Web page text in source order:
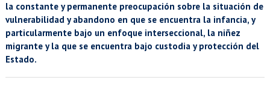
Académicos Estudiantes
Egresados Funcionarios
la constante y permanente preocupación sobre la situación de
vulnerabilidad y abandono en que se encuentra la infancia, y
particularmente bajo un enfoque interseccional, la niñez
migrante y la que se encuentra bajo custodia y protección del
Estado.